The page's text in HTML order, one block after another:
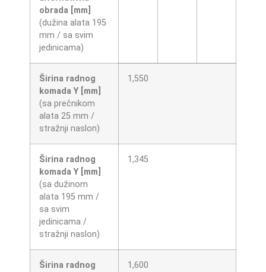
obrada [mm]
(dužina alata 195
mm / sa svim
jedinicama)
Širina radnog
komada Y [mm]
(sa prečnikom
alata 25 mm /
stražnji naslon)
1,550
Širina radnog
komada Y [mm]
(sa dužinom
alata 195 mm /
sa svim
jedinicama /
stražnji naslon)
1,345
Širina radnog
1,600